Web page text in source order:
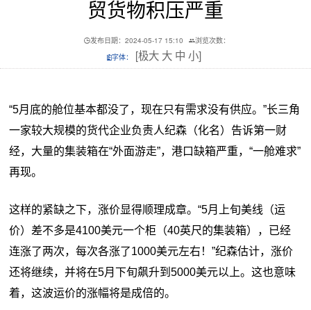
贸货物积压严重
发布日期：2024-05-17 15:10
浏览次数：
字体：
[极大 大 中 小]
“5月底的舱位基本都没了，现在只有需求没有供应。”长三角
一家较大规模的货代企业负责人纪森（化名）告诉第一财
经，大量的集装箱在“外面游走”，港口缺箱严重，“一舱难求”
再现。
这样的紧缺之下，涨价显得顺理成章。“5月上旬美线（运
价）差不多是4100美元一个柜（40英尺的集装箱），已经
连涨了两次，每次各涨了1000美元左右！”纪森估计，涨价
还将继续，并将在5月下旬飙升到5000美元以上。这也意味
着，这波运价的涨幅将是成倍的。